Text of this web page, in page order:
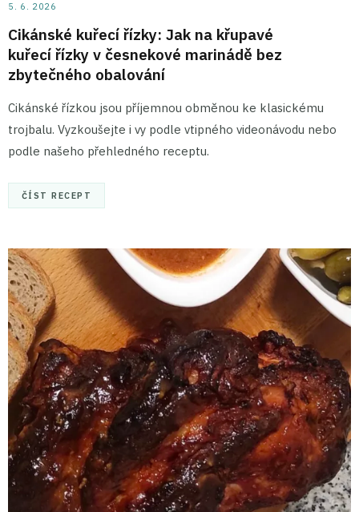
5. 6. 2026
Cikánské kuřecí řízky: Jak na křupavé
kuřecí řízky v česnekové marinádě bez
zbytečného obalování
Cikánské řízkou jsou příjemnou obměnou ke klasickému
trojbalu. Vyzkoušejte i vy podle vtipného videonávodu nebo
podle našeho přehledného receptu.
ČÍST RECEPT